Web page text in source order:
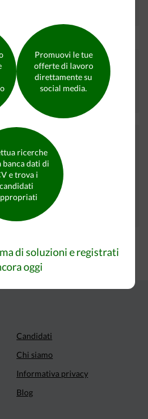
che stai cercando
su vinojobs.it
inoltre su questi siti:
Candidati
Chi siamo
Informativa privacy
Blog
Promuovi le tue
offerte di lavoro
direttamente su
social media.
ricerche
banca dati di
e trova i
candidati
di soluzioni e registrati
oggi